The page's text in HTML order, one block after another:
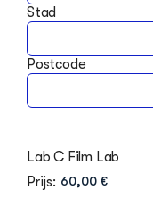
Stad
Postcode
Lab C Film Lab
Prijs: